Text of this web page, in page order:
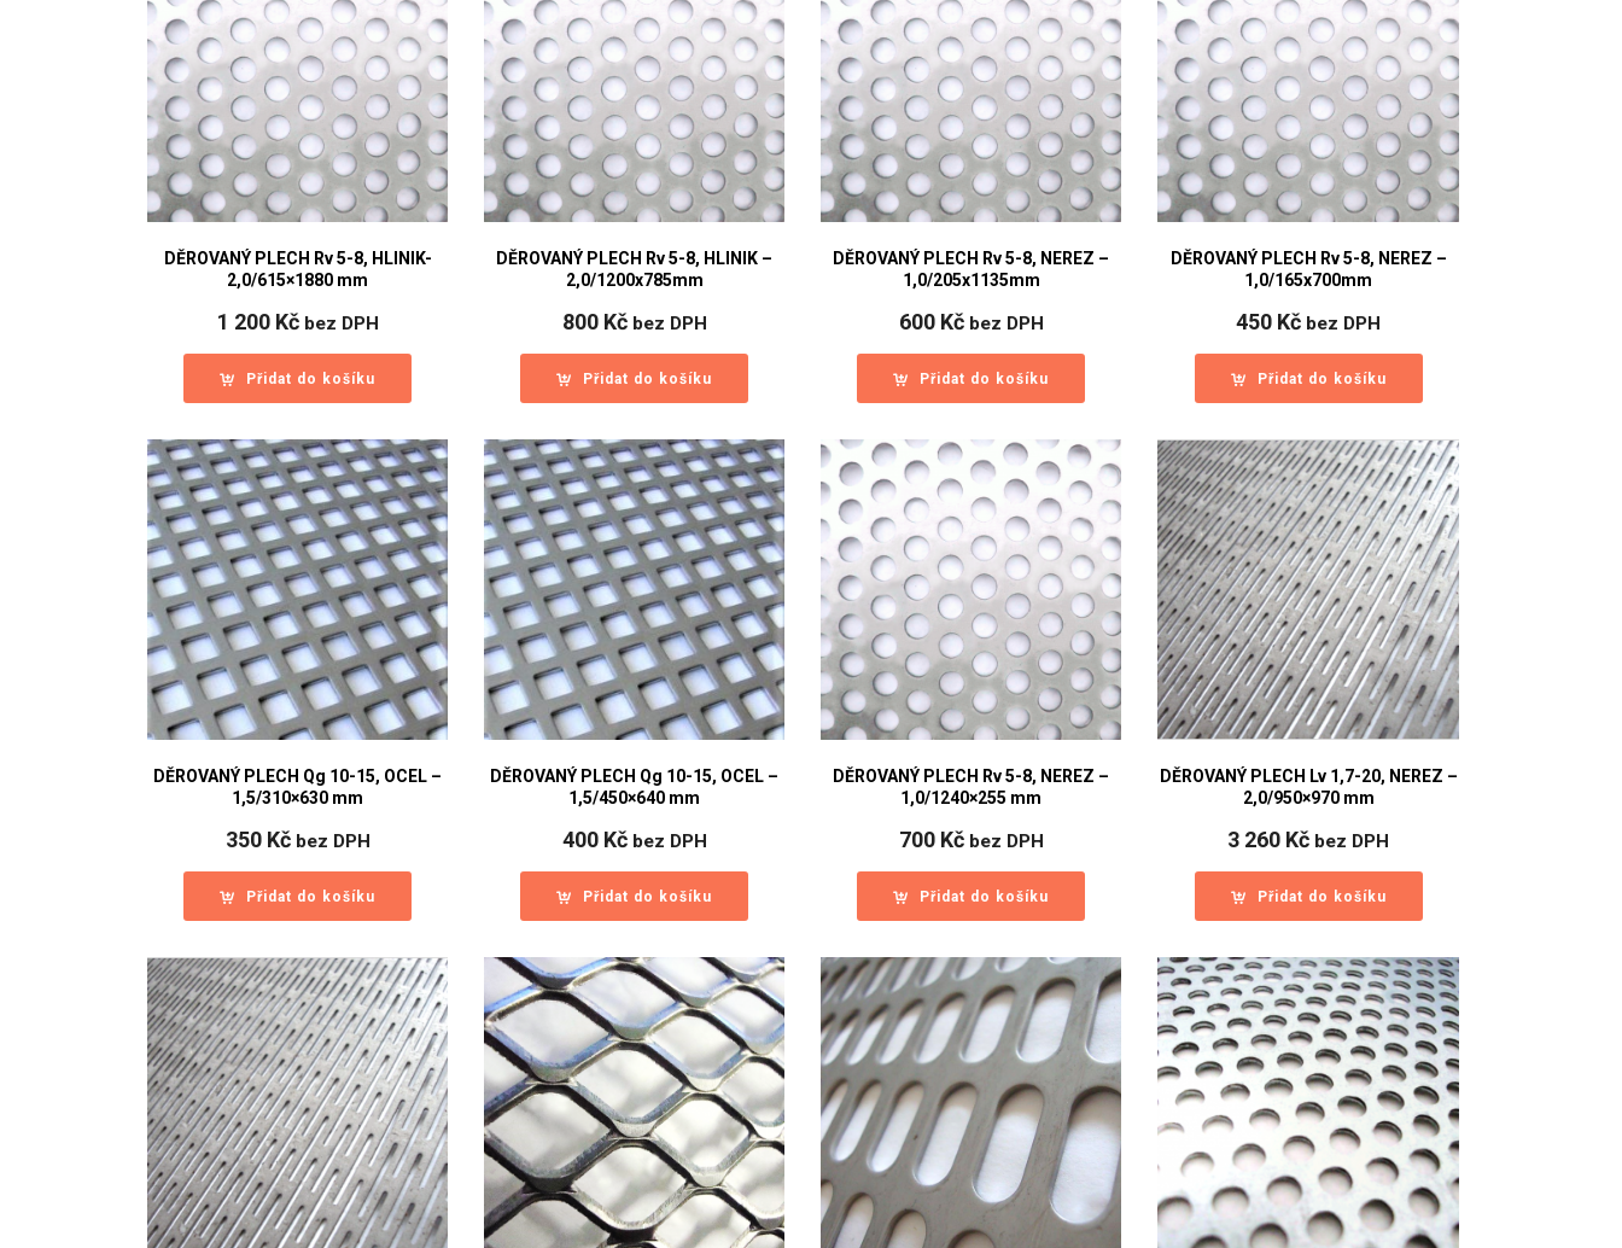
DĚROVANÝ PLECH Rv 5-8, HLINIK-
2,0/615×1880 mm
1 200 Kč bez DPH
Přidat do košíku
DĚROVANÝ PLECH Rv 5-8, HLINIK –
2,0/1200x785mm
800 Kč bez DPH
Přidat do košíku
DĚROVANÝ PLECH Rv 5-8, NEREZ –
1,0/205x1135mm
600 Kč bez DPH
Přidat do košíku
DĚROVANÝ PLECH Rv 5-8, NEREZ –
1,0/165x700mm
450 Kč bez DPH
Přidat do košíku
DĚROVANÝ PLECH Qg 10-15, OCEL –
1,5/310×630 mm
350 Kč bez DPH
Přidat do košíku
DĚROVANÝ PLECH Qg 10-15, OCEL –
1,5/450×640 mm
400 Kč bez DPH
Přidat do košíku
DĚROVANÝ PLECH Rv 5-8, NEREZ –
1,0/1240×255 mm
700 Kč bez DPH
Přidat do košíku
DĚROVANÝ PLECH Lv 1,7-20, NEREZ –
2,0/950×970 mm
3 260 Kč bez DPH
Přidat do košíku